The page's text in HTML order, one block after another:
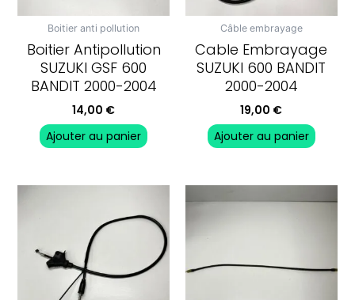
Boitier anti pollution
Boitier Antipollution
SUZUKI GSF 600
BANDIT 2000-2004
14,00 €
Ajouter au panier
Câble embrayage
Cable Embrayage
SUZUKI 600 BANDIT
2000-2004
19,00 €
Ajouter au panier